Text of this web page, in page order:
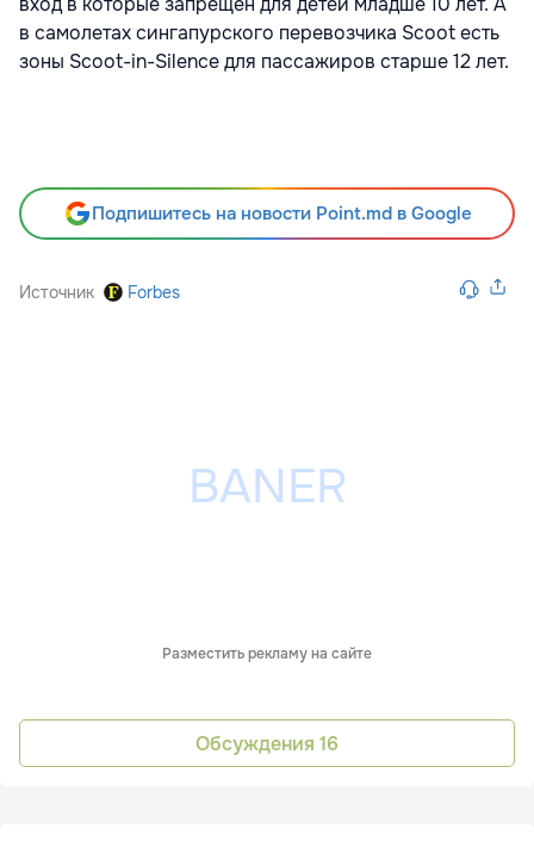
в самолетах сингапурского перевозчика Scoot есть
зоны Scoot-in-Silence для пассажиров старше 12 лет.
Подпишитесь на новости Point.md в Google
Источник Forbes
Разместить рекламу на сайте
Обсуждения 16